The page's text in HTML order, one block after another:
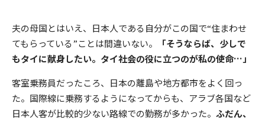
夫の母国とはいえ、日本人である自分がこの国で“住まわせ
てもらっている”ことは間違いない。
「そうならば、少しで
もタイに献身したい。タイ社会の役に立つのが私の使命…」
客室乗務員だったころ、日本の離島や地方都市をよく回っ
た。国際線に乗務するようになってからも、アラブ各国など
日本人客が比較的少ない路線での勤務が多かった。 ふだん、